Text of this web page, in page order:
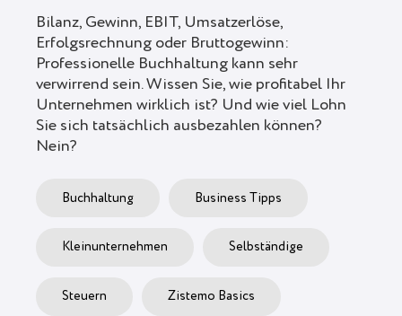
Bilanz, Gewinn, EBIT, Umsatzerlöse,
Erfolgsrechnung oder Bruttogewinn:
Professionelle Buchhaltung kann sehr
verwirrend sein. Wissen Sie, wie profitabel Ihr
Unternehmen wirklich ist? Und wie viel Lohn
Sie sich tatsächlich ausbezahlen können?
Nein?
Buchhaltung Business Tipps
Kleinunternehmen Selbständige
Steuern Zistemo Basics